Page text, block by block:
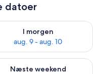
datoer
aug. 9
I morgen
aug. 9 - aug. 10
for i
aug. 14 - aug. 16
Næste weekend
for næste